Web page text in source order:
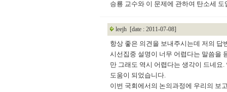
승룡 교수와 이 문제에 관하여 탄소세
leejh [date : 2011-07-08]
항상 좋은 의견을 보내주시는데 저의 답
시선집중 설명이 너무 어렵다는 말씀을
만 그래도 역시 어렵다는 생각이 드네요
도움이 되었습니다.
이번 국회에서의 논의과정에 우리의 보